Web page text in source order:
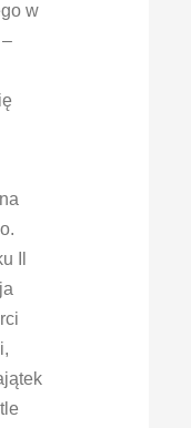
w
Il